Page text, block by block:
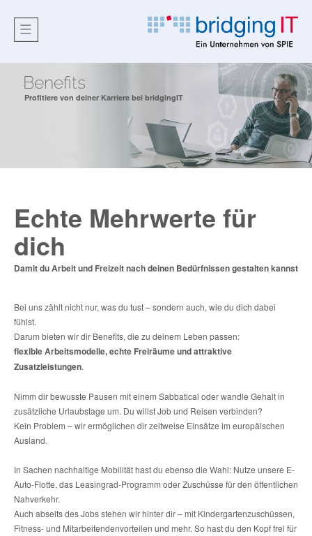
Benefits
Profitiere von deiner Karriere bei bridgingIT
Echte Mehrwerte für
dich
Damit du Arbeit und Freizeit nach deinen Bedürfnissen gestalten kannst
Bei uns zählt nicht nur, was du tust – sondern auch, wie du dich dabei
fühlst.
Darum bieten wir dir Benefits, die zu deinem Leben passen:
flexible Arbeitsmodelle, echte Freiräume und attraktive
Zusatzleistungen.
Nimm dir bewusste Pausen mit einem Sabbatical oder wandle Gehalt in
zusätzliche Urlaubstage um. Du willst Job und Reisen verbinden?
Kein Problem – wir ermöglichen dir zeitweise Einsätze im europäischen
Ausland.
In Sachen nachhaltige Mobilität hast du ebenso die Wahl: Nutze unsere E-
Auto-Flotte, das Leasingrad-Programm oder Zuschüsse für den öffentlichen
Nahverkehr.
Auch abseits des Jobs stehen wir hinter dir – mit Kindergartenzuschüssen,
Fitness- und Mitarbeitendenvorteilen und mehr. So hast du den Kopf frei für